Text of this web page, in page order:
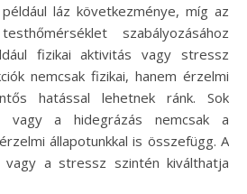
láz következménye, míg az
szabályozásához
fizikai aktivitás vagy stressz
nemcsak fizikai, hanem érzelmi
hatással lehetnek ránk. Sok
vagy a hidegrázás nemcsak a
állapotunkkal is összefügg. A
vagy a stressz szintén kiválthatja